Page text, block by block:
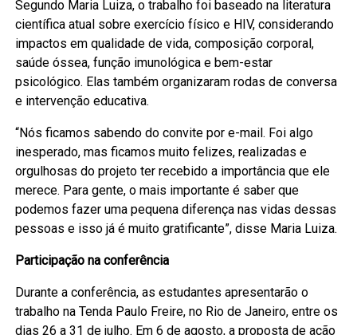
Segundo Maria Luiza, o trabalho foi baseado na literatura
científica atual sobre exercício físico e HIV, considerando
impactos em qualidade de vida, composição corporal,
saúde óssea, função imunológica e bem-estar
psicológico. Elas também organizaram rodas de conversa
e intervenção educativa.
“Nós ficamos sabendo do convite por e-mail. Foi algo
inesperado, mas ficamos muito felizes, realizadas e
orgulhosas do projeto ter recebido a importância que ele
merece. Para gente, o mais importante é saber que
podemos fazer uma pequena diferença nas vidas dessas
pessoas e isso já é muito gratificante”, disse Maria Luiza.
Participação na conferência
Durante a conferência, as estudantes apresentarão o
trabalho na Tenda Paulo Freire, no Rio de Janeiro, entre os
dias 26 a 31 de julho. Em 6 de agosto, a proposta de ação